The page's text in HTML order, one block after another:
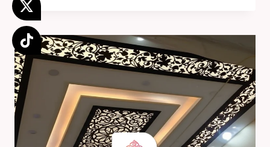
مكة
ت:
0565531738
نقشات
جبس
اسقف